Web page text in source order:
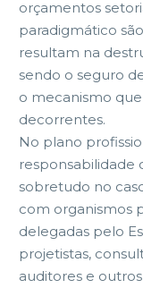
orçamentos
paradigmático
resultam na
sendo o seguro
o mecanismo
decorrentes.
No plano
responsabilidade
sobretudo no
com organismos
delegadas pelo
projetistas,
auditores e